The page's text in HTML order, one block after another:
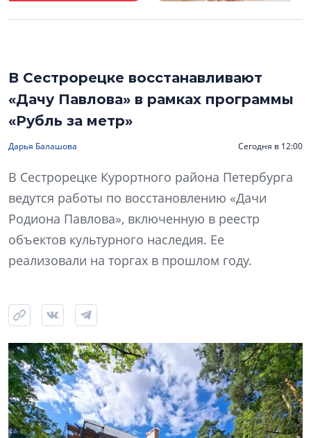
В Сестрорецке восстанавливают
«Дачу Павлова» в рамках программы
«Рубль за метр»
Дарья Балашова Сегодня в 12:00
В Сестрорецке Курортного района Петербурга
ведутся работы по восстановлению «Дачи
Родиона Павлова», включенную в реестр
объектов культурного наследия. Ее
реализовали на торгах в прошлом году.